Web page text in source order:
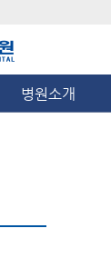
병원소개